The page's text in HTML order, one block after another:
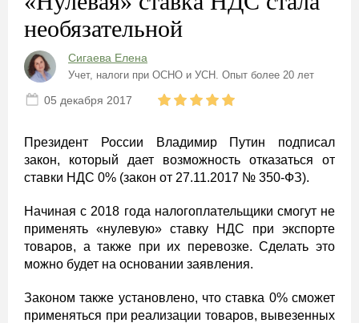
необязательной
Сигаева Елена
Учет, налоги при ОСНО и УСН. Опыт более 20 лет
05 декабря 2017
Президент России Владимир Путин подписал
закон, который дает возможность отказаться от
ставки НДС 0% (закон от 27.11.2017 № 350-ФЗ).
Начиная с 2018 года налогоплательщики смогут не
применять «нулевую» ставку НДС при экспорте
товаров, а также при их перевозке. Сделать это
можно будет на основании заявления.
Законом также установлено, что ставка 0% сможет
применяться при реализации товаров, вывезенных